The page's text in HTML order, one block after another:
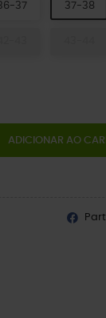
37 37-38
ADICIONAR AO